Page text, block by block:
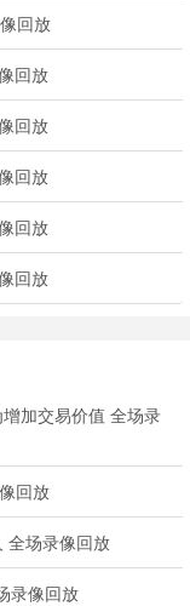
回放
回放
回放
回放
回放
回放
加交易价值 全场录
回放
全场录像回放
录像回放